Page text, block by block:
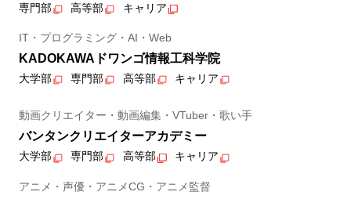
専門部 高等部 キャリア
IT・プログラミング・AI・Web
KADOKAWAドワンゴ情報工科学院
大学部 専門部 高等部 キャリア
動画クリエイター・動画編集・VTuber・歌い手
バンタンクリエイターアカデミー
大学部 専門部 高等部 キャリア
アニメ・声優・アニメCG・アニメ監督